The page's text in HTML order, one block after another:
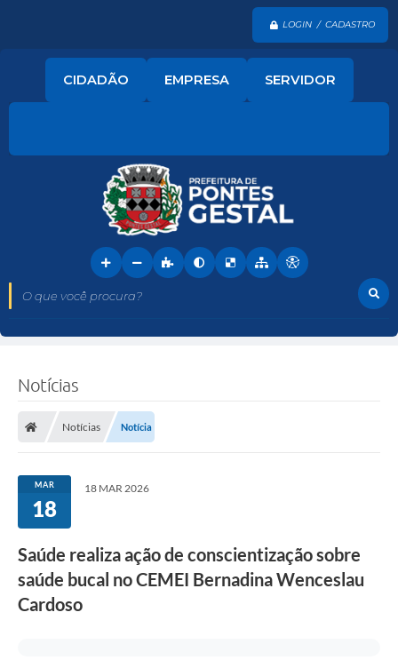
LOGIN / CADASTRO
O que você procura?
CIDADÃO EMPRESA SERVIDOR
Notícias
Notícias Notícia
MAR
18
18 MAR 2026
Saúde realiza ação de conscientização sobre
saúde bucal no CEMEI Bernadina Wenceslau
Cardoso